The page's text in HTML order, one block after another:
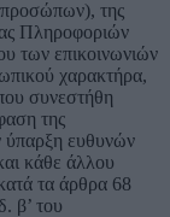
προσώπων), της
Πληροφοριών
των επικοινωνιών
χαρακτήρα,
συνεστήθη
της
ύπαρξη ευθυνών
κάθε άλλου
τα άρθρα 68
β’ του